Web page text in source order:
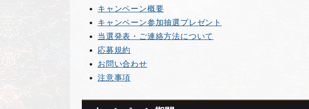
キャンペーン概要
キャンペーン参加抽選プレゼント
当選発表・ご連絡方法について
応募規約
お問い合わせ
注意事項